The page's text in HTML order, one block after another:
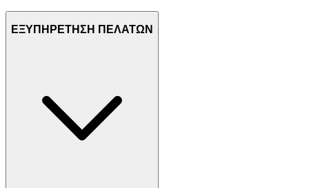
ΕΞΥΠΗΡΕΤΗΣΗ ΠΕΛΑΤΩΝ